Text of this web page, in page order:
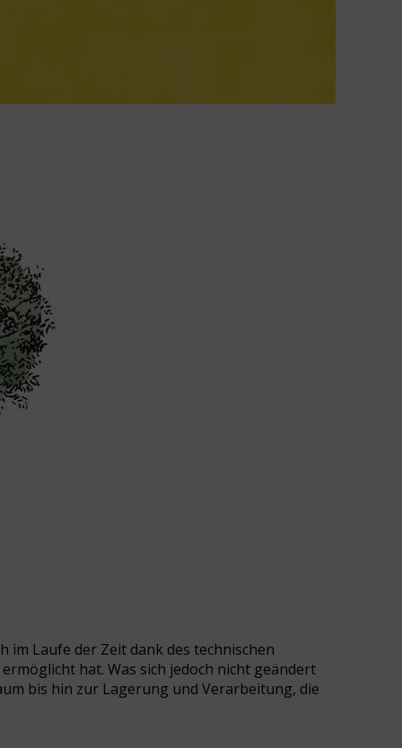
im Laufe der Zeit dank des technischen
hat. Was sich jedoch nicht geändert
bis hin zur Lagerung und Verarbeitung, die